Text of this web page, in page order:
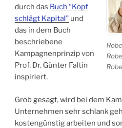
durch das Buch “Kopf
schlägt Kapital” und
das in dem Buch
beschriebene
Kampagnenprinzip von
Prof. Dr. Günter Faltin
inspiriert.
Grob gesagt, wird bei dem
Unternehmen sehr schlank
kostengünstig arbeiten und